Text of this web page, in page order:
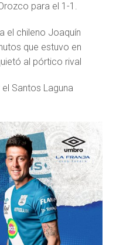
para el 1-1.
el chileno Joaquín
que estuvo en
al pórtico rival
Santos Laguna